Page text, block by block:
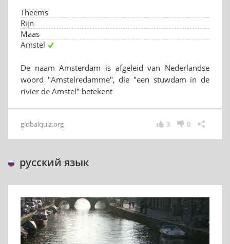
Theems
Rijn
Maas
Amstel
De naam Amsterdam is afgeleid van Nederlandse
woord "Amstelredamme", die "een stuwdam in de
rivier de Amstel" betekent
globalquiz.org 0
3
русский язык